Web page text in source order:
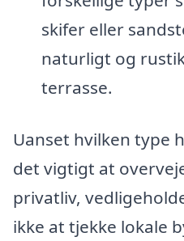
skifer eller
naturligt og
terrasse.
Uanset hvilken type
det vigtigt at
privatliv,
ikke at tjekke lokale